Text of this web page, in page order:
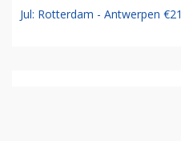
Jul: Rotterdam - Antwerpen €21